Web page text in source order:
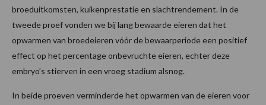
broeduitkomsten, kuikenprestatie en slachtrendement. In de
tweede proef vonden we bij lang bewaarde eieren dat het
opwarmen van broedeieren vóór de bewaarperiode een positief
effect op het percentage onbevruchte eieren, echter deze
embryo’s stierven in een vroeg stadium alsnog.
In beide proeven verminderde het opwarmen van de eieren voor